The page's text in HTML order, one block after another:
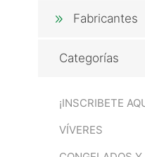
Fabricantes
Categorías
¡INSCRIBETE
VÍVERES